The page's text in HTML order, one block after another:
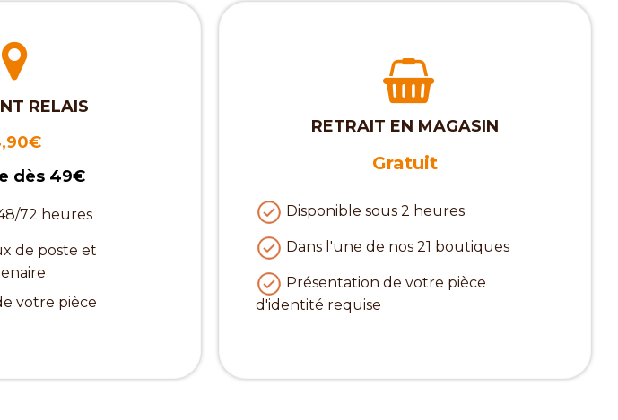
RELAIS
dès 49€
72 heures
de poste et
votre pièce
RETRAIT EN MAGASIN
Gratuit
Disponible sous 2 heures
Dans l'une de nos 21 boutiques
Présentation de votre pièce
d'identité requise